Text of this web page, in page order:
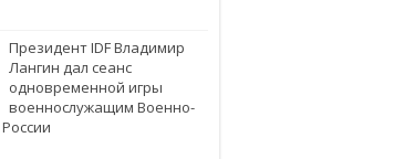
Президент IDF Владимир
Лангин дал сеанс
одновременной игры
военнослужащим Военно-